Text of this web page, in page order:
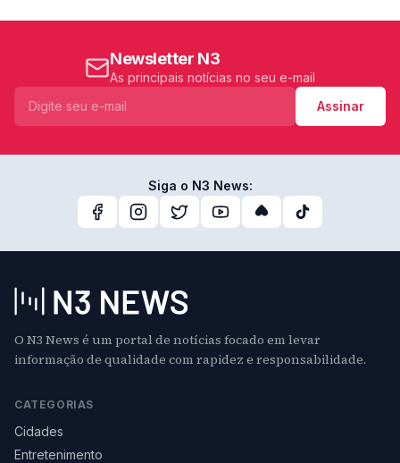
Newsletter N3
As principais notícias no seu e-mail
Assinar
Siga o N3 News:
O N3 News é um portal de notícias focado em levar
informação de qualidade com rapidez e responsabilidade.
CATEGORIAS
Cidades
Entretenimento